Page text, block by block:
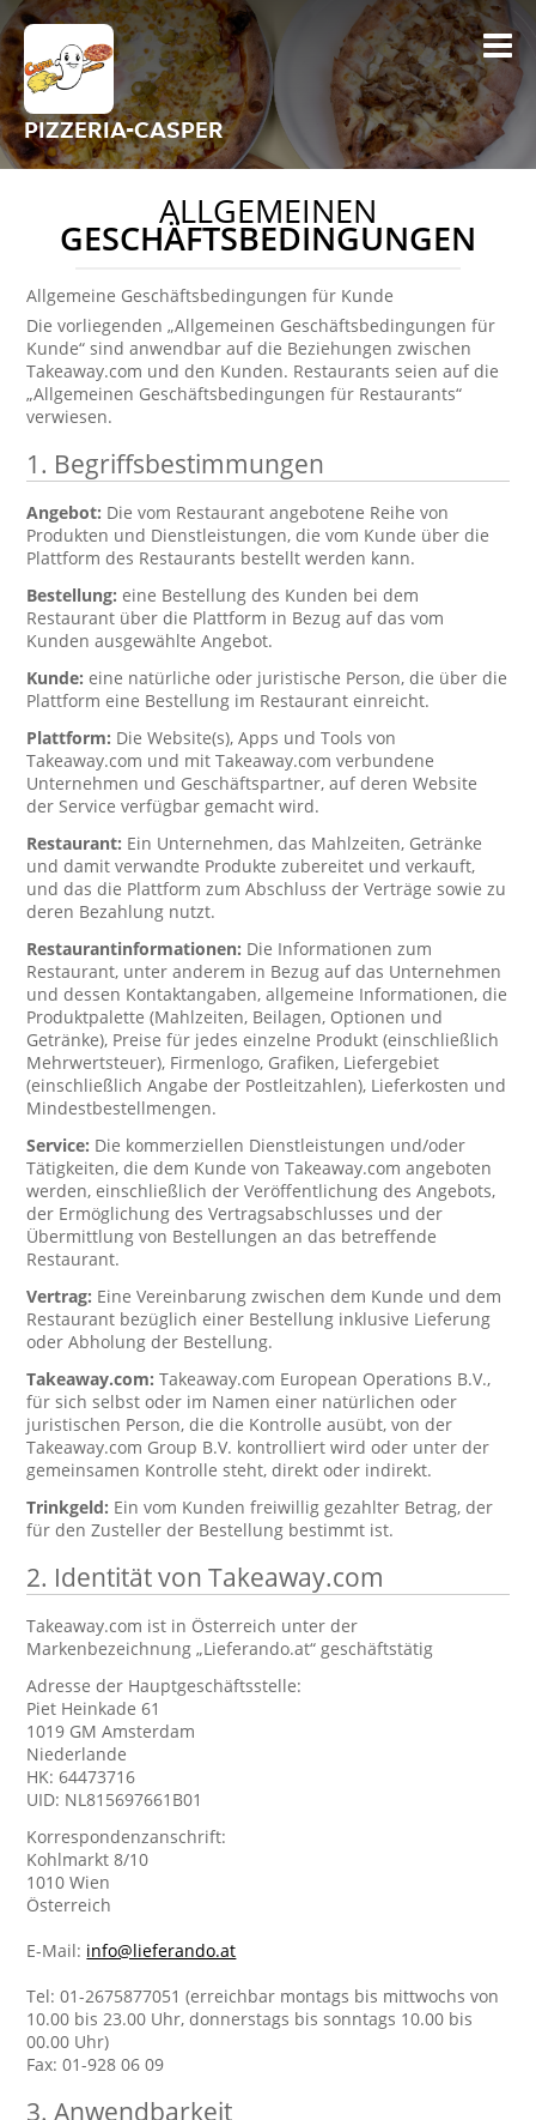
PIZZERIA-CASPER
ALLGEMEINEN
GESCHÄFTSBEDINGUNGEN
Allgemeine Geschäftsbedingungen für Kunde
Die vorliegenden „Allgemeinen Geschäftsbedingungen für
Kunde“ sind anwendbar auf die Beziehungen zwischen
Takeaway.com und den Kunden. Restaurants seien auf die
„Allgemeinen Geschäftsbedingungen für Restaurants“
verwiesen.
1. Begriffsbestimmungen
Angebot: Die vom Restaurant angebotene Reihe von
Produkten und Dienstleistungen, die vom Kunde über die
Plattform des Restaurants bestellt werden kann.
Bestellung:eine Bestellung des Kunden bei dem
Restaurant über die Plattform in Bezug auf das vom
Kunden ausgewählte Angebot.
Kunde:eine natürliche oder juristische Person, die über die
Plattform eine Bestellung im Restaurant einreicht.
Plattform: Die Website(s), Apps und Tools von
Takeaway.com und mit Takeaway.com verbundene
Unternehmen und Geschäftspartner, auf deren Website
der Service verfügbar gemacht wird.
Restaurant: Ein Unternehmen, das Mahlzeiten, Getränke
und damit verwandte Produkte zubereitet und verkauft,
und das die Plattform zum Abschluss der Verträge sowie zu
deren Bezahlung nutzt.
Restaurantinformationen: Die Informationen zum
Restaurant, unter anderem in Bezug auf das Unternehmen
und dessen Kontaktangaben, allgemeine Informationen, die
Produktpalette (Mahlzeiten, Beilagen, Optionen und
Getränke), Preise für jedes einzelne Produkt (einschließlich
Mehrwertsteuer), Firmenlogo, Grafiken, Liefergebiet
(einschließlich Angabe der Postleitzahlen), Lieferkosten und
Mindestbestellmengen.
Service: Die kommerziellen Dienstleistungen und/oder
Tätigkeiten, die dem Kunde von Takeaway.com angeboten
werden, einschließlich der Veröffentlichung des Angebots,
der Ermöglichung des Vertragsabschlusses und der
Übermittlung von Bestellungen an das betreffende
Restaurant.
Vertrag: Eine Vereinbarung zwischen dem Kunde und dem
Restaurant bezüglich einer Bestellung inklusive Lieferung
oder Abholung der Bestellung.
Takeaway.com:Takeaway.com European Operations B.V.,
für sich selbst oder im Namen einer natürlichen oder
juristischen Person, die die Kontrolle ausübt, von der
Takeaway.com Group B.V. kontrolliert wird oder unter der
gemeinsamen Kontrolle steht, direkt oder indirekt.
Trinkgeld: Ein vom Kunden freiwillig gezahlter Betrag, der
für den Zusteller der Bestellung bestimmt ist.
2. Identität von Takeaway.com
Takeaway.com ist in Österreich unter der
Markenbezeichnung „Lieferando.at“ geschäftstätig
Adresse der Hauptgeschäftsstelle:
Piet Heinkade 61
1019 GM Amsterdam
Niederlande
HK: 64473716
UID: NL815697661B01
Korrespondenzanschrift:
Kohlmarkt 8/10
1010 Wien
Österreich
E-Mail: info@lieferando.at
Tel: 01-2675877051 (erreichbar montags bis mittwochs von
10.00 bis 23.00 Uhr, donnerstags bis sonntags 10.00 bis
00.00 Uhr)
Fax: 01-928 06 09
3. Anwendbarkeit